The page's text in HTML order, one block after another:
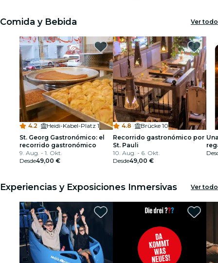
Comida y Bebida Ver todo
4.2 ·
Heidi-Kabel-Platz 1
St. Georg Gastronómico: el
recorrido gastronómico
9. Aug. - 1. Okt.
Desde49,00 €
4.8 ·
Brücke 10
Recorrido gastronómico por
St. Pauli
10. Aug. - 6. Okt.
Desde49,00 €
Experiencias y Exposiciones Inmersivas Ver todo